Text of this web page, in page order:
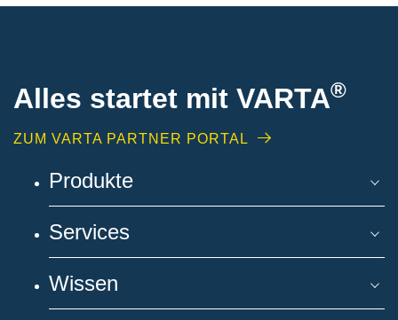
Alles startet mit VARTA®
ZUM VARTA PARTNER PORTAL
Produkte
Services
Wissen